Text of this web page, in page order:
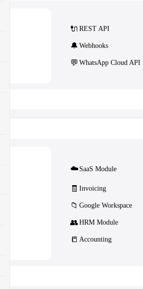
🔌 REST API
🔔 Webhooks
💬 WhatsApp Cloud API
☁️ SaaS Module
🧾 Invoicing
📁 Google Workspace
👥 HRM Module
📒 Accounting